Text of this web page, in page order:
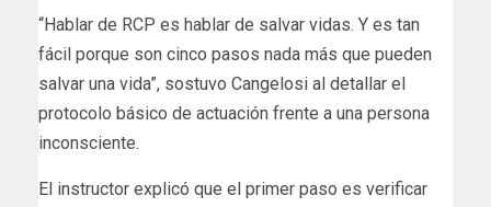
“Hablar de RCP es hablar de salvar vidas. Y es tan
fácil porque son cinco pasos nada más que pueden
salvar una vida”, sostuvo Cangelosi al detallar el
protocolo básico de actuación frente a una persona
inconsciente.
El instructor explicó que el primer paso es verificar